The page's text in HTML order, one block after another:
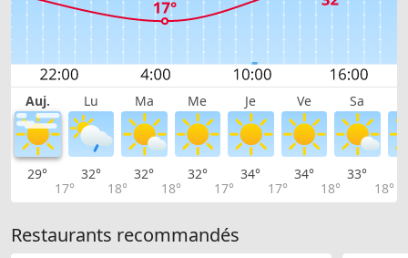
Auj. Lu Ma Me Je Ve Sa
29°
17°
32°
18°
32°
18°
32°
17°
34°
17°
34°
18°
33°
18°
Restaurants recommandés